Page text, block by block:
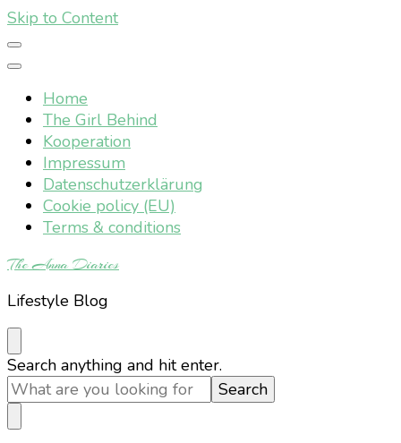
Skip to Content
Home
The Girl Behind
Kooperation
Impressum
Datenschutzerklärung
Cookie policy (EU)
Terms & conditions
The Anna Diaries
Lifestyle Blog
Looking
for
Something?
Search anything and hit enter.